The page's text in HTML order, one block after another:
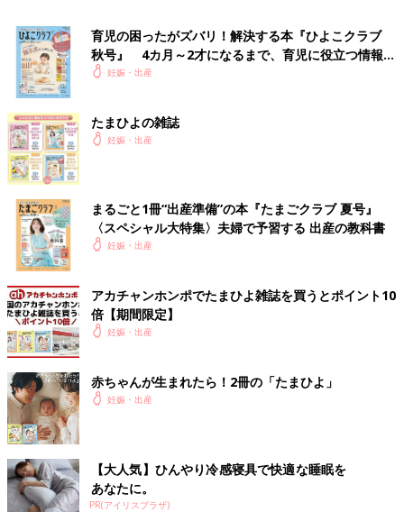
目安：1足
足の冷えが気になる季節の外出時にあると◎。
＜スタイ（よだれかけ）＞
目安：1 枚
よだれや吐きもどしでのウエアの汚れを防ぐ。
＜おくるみ＞
目安：1 枚
抱っこしやすくなるほか、外出時の防寒や日よけに。
●赤ちゃんの肌に触れるものが気になる人は…
＜ベビー用衣類洗剤＞
目安：1 個
＜ベビー用衣類柔軟剤＞
育児の困ったがズバリ！解決する本『ひよこクラブ
秋号』 4カ月～2才になるまで、育児に役立つ情報が
いっぱい！
妊娠・出産
たまひよの雑誌
妊娠・出産
まるごと1冊“出産準備”の本『たまごクラブ 夏号』
〈スペシャル大特集〉夫婦で予習する 出産の教科書
妊娠・出産
アカチャンホンポでたまひよ雑誌を買うとポイント10
倍【期間限定】
妊娠・出産
赤ちゃんが生まれたら！2冊の「たまひよ」
妊娠・出産
【大人気】ひんやり冷感寝具で快適な睡眠を
あなたに。
PR(アイリスプラザ)